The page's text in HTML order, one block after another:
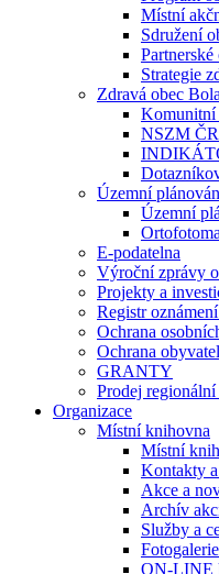
Místní
Sdružení
Partnerské
Strategie
Zdravá obec
Komunitní
NSZM ČR
Územní
Územní
E-podatelna
Výroční zprávy
Projekty a
Registr
Ochrana
Ochrana
GRANTY
Prodej
Organizace
Místní knihovna
Místní
Kontakty
Akce a
Archív
Služby a
ON-LINE